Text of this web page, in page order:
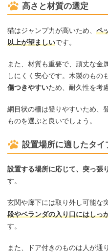
高さと材質の選定
猫はジャンプ力が高いため、 ペ
以上が望ましいです。
また、材質も重要で、頑丈な金
しにくく安心です。木製のもの
傷つきやすいため、耐久性を考
網目状の柵は登りやすいため、
ものを選ぶと良いでしょう。
設置場所に適したタイ
設置する場所に応じて、突っ張
す。
玄関や廊下には取り外し可能な
段やベランダの入り口にはしっ
す。
また、ドア付きのものは人が通